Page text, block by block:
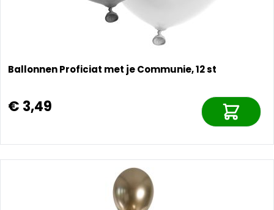
Ballonnen Proficiat met je Communie, 12 st
€ 3,49